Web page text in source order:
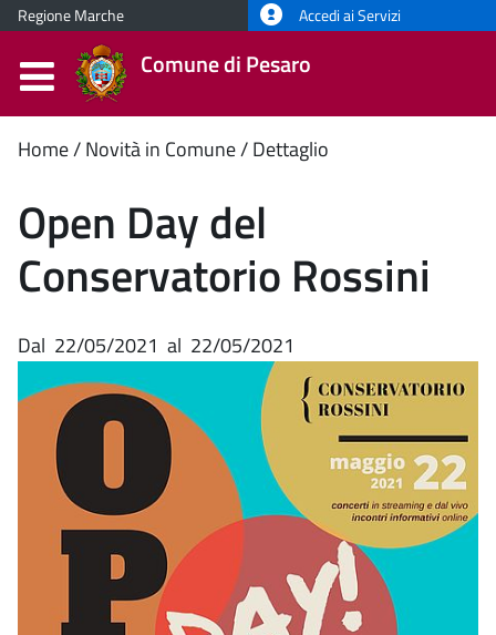
Regione Marche Accedi ai Servizi
Comune di Pesaro
Contenuto
principale
Home Novità in Comune Dettaglio
Open Day del
Conservatorio Rossini
Dal 22/05/2021 al 22/05/2021